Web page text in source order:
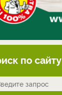
м)
по сайту